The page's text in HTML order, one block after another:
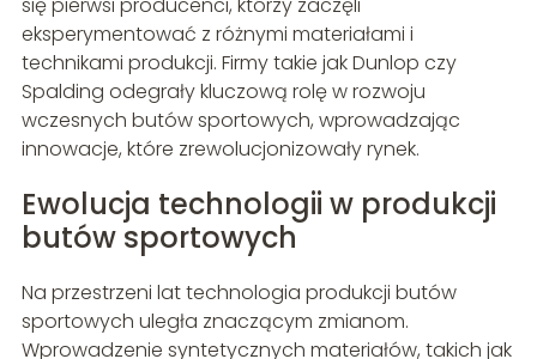
eksperymentować z różnymi materiałami i
technikami produkcji. Firmy takie jak Dunlop czy
Spalding odegrały kluczową rolę w rozwoju
wczesnych butów sportowych, wprowadzając
innowacje, które zrewolucjonizowały rynek.
Ewolucja technologii w produkcji
butów sportowych
Na przestrzeni lat technologia produkcji butów
sportowych uległa znaczącym zmianom.
Wprowadzenie syntetycznych materiałów, takich jak